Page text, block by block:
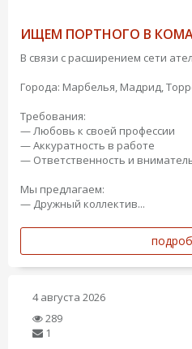
ИЩЕМ ПОРТНОГО В
В связи с расширением сети
Города: Марбелья, Мадрид,
Требования:
— Любовь к своей профессии
— Аккуратность в работе
— Ответственность и
Мы предлагаем:
— Дружный коллектив...
4 августа 2026
289
1